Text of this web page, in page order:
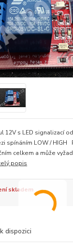
12V s LED signalizací
spínáním LOW / HIGH
celkem a může
popis
skladem
dispozici